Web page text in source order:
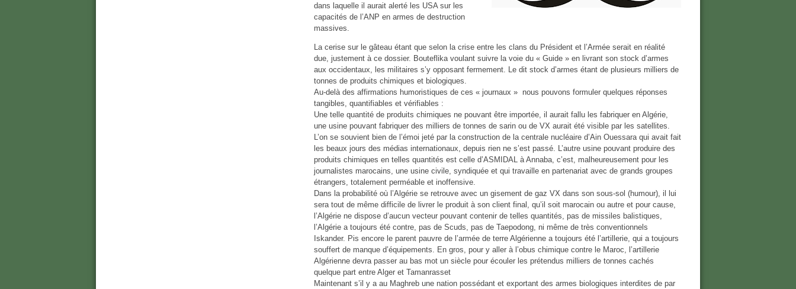
dans laquelle il aurait alerté les USA sur les
capacités de l’ANP en armes de destruction
massives.
La cerise sur le gâteau étant que selon la crise entre les clans du Président et l’Armée serait en réalité
due, justement à ce dossier. Bouteflika voulant suivre la voie du « Guide » en livrant son stock d’armes
aux occidentaux, les militaires s’y opposant fermement. Le dit stock d’armes étant de plusieurs milliers de
tonnes de produits chimiques et biologiques.
Au-delà des affirmations humoristiques de ces « journaux » nous pouvons formuler quelques réponses
tangibles, quantifiables et vérifiables :
Une telle quantité de produits chimiques ne pouvant être importée, il aurait fallu les fabriquer en Algérie,
une usine pouvant fabriquer des milliers de tonnes de sarin ou de VX aurait été visible par les satellites.
L’on se souvient bien de l’émoi jeté par la construction de la centrale nucléaire d’Ain Ouessara qui avait fait
les beaux jours des médias internationaux, depuis rien ne s’est passé. L’autre usine pouvant produire des
produits chimiques en telles quantités est celle d’ASMIDAL à Annaba, c’est, malheureusement pour les
journalistes marocains, une usine civile, syndiquée et qui travaille en partenariat avec de grands groupes
étrangers, totalement perméable et inoffensive.
Dans la probabilité où l’Algérie se retrouve avec un gisement de gaz VX dans son sous-sol (humour), il lui
sera tout de même difficile de livrer le produit à son client final, qu’il soit marocain ou autre et pour cause,
l’Algérie ne dispose d’aucun vecteur pouvant contenir de telles quantités, pas de missiles balistiques,
l’Algérie a toujours été contre, pas de Scuds, pas de Taepodong, ni même de très conventionnels
Iskander. Pis encore le parent pauvre de l’armée de terre Algérienne a toujours été l’artillerie, qui a toujours
souffert de manque d’équipements. En gros, pour y aller à l’obus chimique contre le Maroc, l’artillerie
Algérienne devra passer au bas mot un siècle pour écouler les prétendus milliers de tonnes cachés
quelque part entre Alger et Tamanrasset
Maintenant s’il y a au Maghreb une nation possédant et exportant des armes biologiques interdites de par